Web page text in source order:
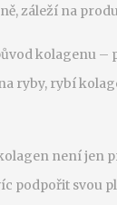
záleží na
kolagenu
ryby, rybí
není jen
podpořit svou